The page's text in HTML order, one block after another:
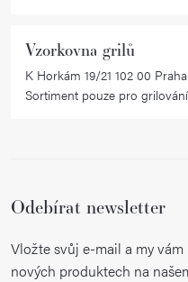
Vzorkovna grilů
K Horkám 19/21 102 00
Sortiment pouze pro grilování
Odebírat newsletter
Vložte svůj e-mail a my
nových produktech na